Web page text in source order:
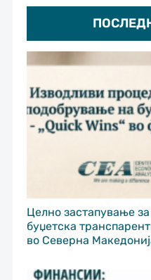
Целно застапување
буџетска
во Северна